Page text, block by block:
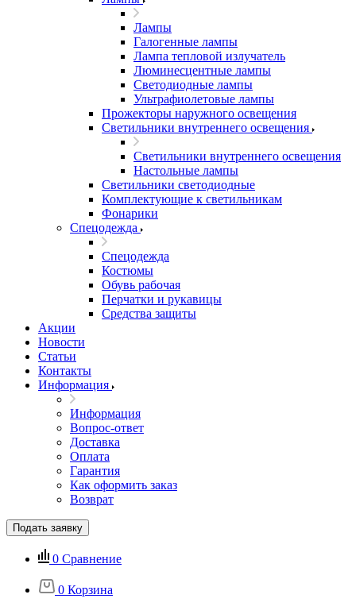
Лампы
Галогенные лампы
Лампа тепловой излучатель
Люминесцентные лампы
Светодиодные лампы
Ультрафиолетовые лампы
Прожекторы наружного освещения
Светильники внутреннего освещения
Светильники внутреннего освещения
Настольные лампы
Светильники светодиодные
Комплектующие к светильникам
Фонарики
Спецодежда
Спецодежда
Костюмы
Обувь рабочая
Перчатки и рукавицы
Средства защиты
Акции
Новости
Статьи
Контакты
Информация
Информация
Вопрос-ответ
Доставка
Оплата
Гарантия
Как оформить заказ
Возврат
Подать заявку
0 Сравнение
0 Корзина